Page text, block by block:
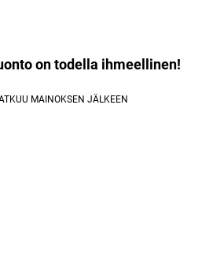
on todella ihmeellinen!